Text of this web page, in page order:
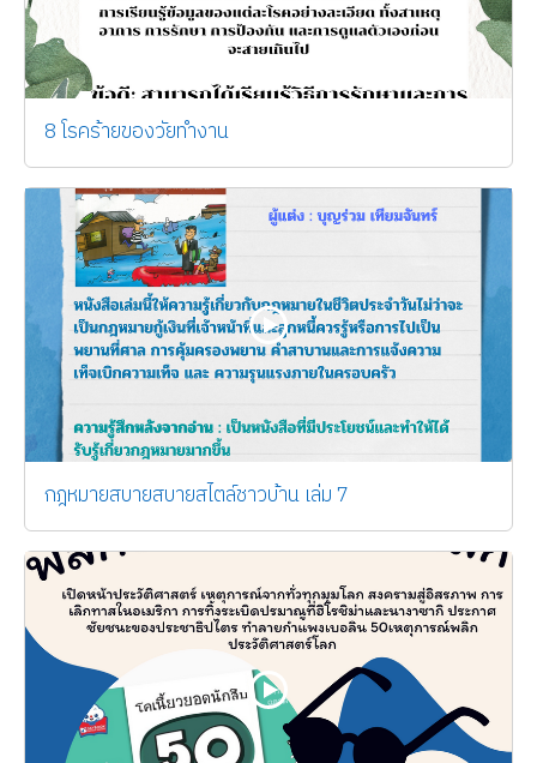
8 โรคร้ายของวัยทำงาน
กฎหมายสบายสบายสไตล์ชาวบ้าน เล่ม 7